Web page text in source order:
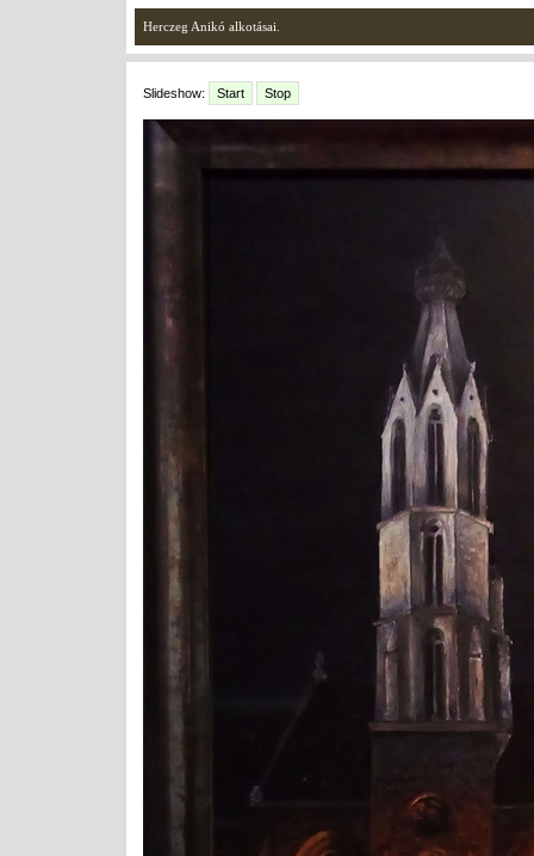
Herczeg Anikó alkotásai.
Slideshow: Start Stop